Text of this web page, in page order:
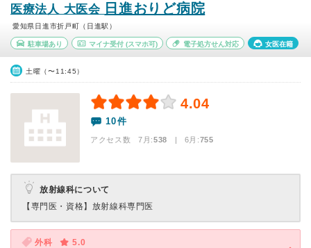
医療法人 大医会 日進おりど病院
愛知県日進市折戸町（日進駅）
駐車場あり マイナ受付(スマホ可) 電子処方せん対応 女医在籍
土曜（〜11:45）
4.04
10件
アクセス数 7月:538 | 6月:755
放射線科について
【専門医・資格】 放射線科専門医
外科
5.0